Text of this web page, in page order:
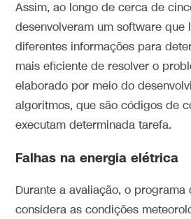
Assim, ao longo de cerca de
desenvolveram um software que
diferentes informações para
mais eficiente de resolver o
elaborado por meio do
algoritmos, que são códigos de
executam determinada tarefa.
Falhas na energia elétrica
Durante a avaliação, o
considera as condições